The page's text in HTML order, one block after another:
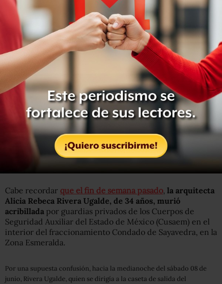
Joven murió acribillada por guardias privados
Cabe recordar que el fin de semana pasado la arquitecta
Alicia Rebeca Rivera Ugalde, de 34 años, murió
acribillada por guardias privados de los Cuerpos de
Seguridad Auxiliar del Estado de México (Cusaem) en el
interior del fraccionamiento Condado de Sayavedra, en la
Zona Esmeralda.
Por una supuesta confusión, hacia la medianoche del sábado 08 de
junio, Rivera Ugalde, quien se dirigía a la caseta de salida del